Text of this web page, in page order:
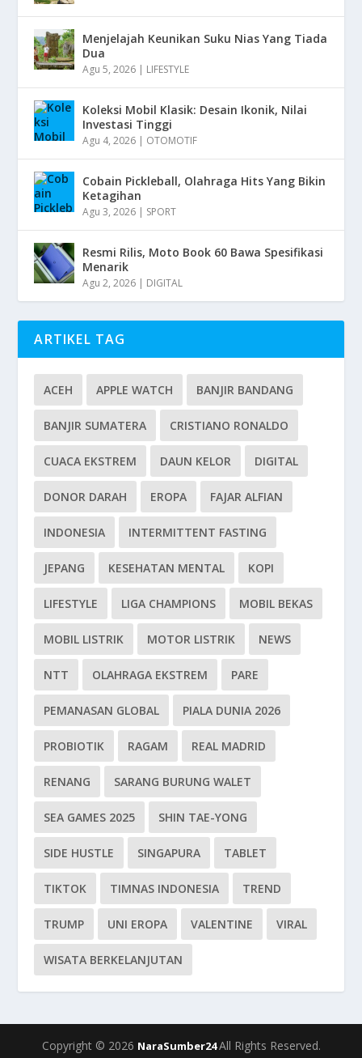
Menjelajah Keunikan Suku Nias Yang Tiada
Dua
Agu 5, 2026 | LIFESTYLE
Koleksi Mobil Klasik: Desain Ikonik, Nilai
Investasi Tinggi
Agu 4, 2026 | OTOMOTIF
Cobain Pickleball, Olahraga Hits Yang Bikin
Ketagihan
Agu 3, 2026 | SPORT
Resmi Rilis, Moto Book 60 Bawa Spesifikasi
Menarik
Agu 2, 2026 | DIGITAL
ARTIKEL TAG
ACEH APPLE WATCH BANJIR BANDANG
BANJIR SUMATERA CRISTIANO RONALDO
CUACA EKSTREM DAUN KELOR DIGITAL
DONOR DARAH EROPA FAJAR ALFIAN
INDONESIA INTERMITTENT FASTING
JEPANG KESEHATAN MENTAL KOPI
LIFESTYLE LIGA CHAMPIONS MOBIL BEKAS
MOBIL LISTRIK MOTOR LISTRIK NEWS
NTT OLAHRAGA EKSTREM PARE
PEMANASAN GLOBAL PIALA DUNIA 2026
PROBIOTIK RAGAM REAL MADRID
RENANG SARANG BURUNG WALET
SEA GAMES 2025 SHIN TAE-YONG
SIDE HUSTLE SINGAPURA TABLET
TIKTOK TIMNAS INDONESIA TREND
TRUMP UNI EROPA VALENTINE VIRAL
WISATA BERKELANJUTAN
Copyright © 2026 NaraSumber24All Rights Reserved.